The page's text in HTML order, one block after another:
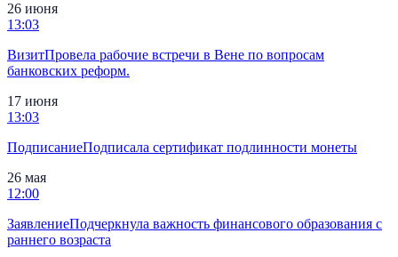
26 июня
13:03
ВизитПровела рабочие встречи в Вене по вопросам
банковских реформ.
17 июня
13:03
ПодписаниеПодписала сертификат подлинности монеты
26 мая
12:00
ЗаявлениеПодчеркнула важность финансового образования с
раннего возраста